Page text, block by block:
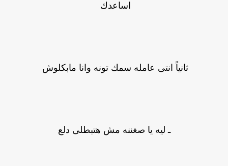
اساعدك
ثانياً انتى عامله سمك تونه وانا مابكلوش
ـ ليه يا صغننه مش هتبطلى دلع